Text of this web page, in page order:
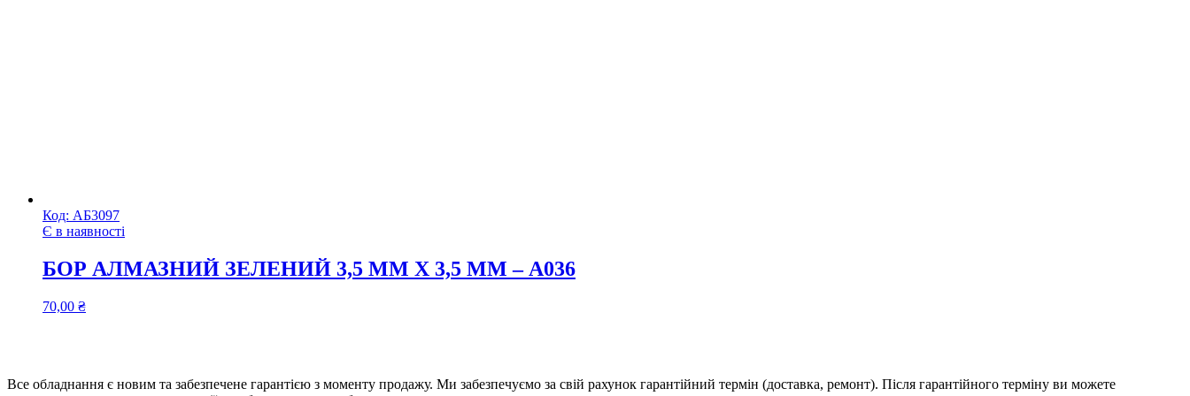
Код: АБ3097
Є в наявності
БОР АЛМАЗНИЙ ЗЕЛЕНИЙ 3,5 ММ Х 3,5 ММ – А036
70,00 ₴
Все обладнання є новим та забезпечене гарантією з моменту продажу. Ми забезпечуємо за свій рахунок гарантійний термін (доставка, ремонт). Після гарантійного терміну ви можете